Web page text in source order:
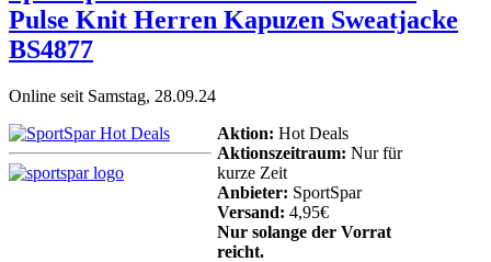
Pulse Knit Herren Kapuzen Sweatjacke
BS4877
Online seit Samstag, 28.09.24
Aktion: Hot Deals
Aktionszeitraum: Nur für
kurze Zeit
Anbieter: SportSpar
Versand: 4,95€
Nur solange der Vorrat
reicht.